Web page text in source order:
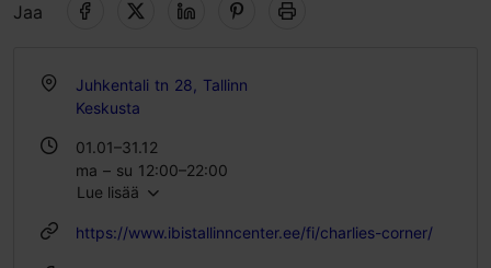
Jaa
Juhkentali tn 28, Tallinn
Keskusta
01.01–31.12
ma – su 12:00–22:00
Lue lisää
https://www.ibistallinncenter.ee/fi/charlies-corner/